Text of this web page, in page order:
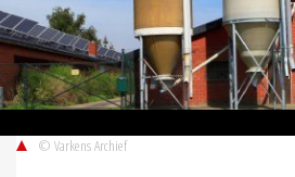
© Varkens Archief